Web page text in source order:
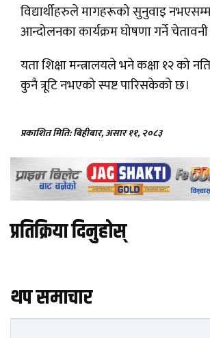
विद्यार्थीहरुले मागहरूको सुनुवाइ
आन्दोलनका कार्यक्रम घोषणा गर्ने
यता शिक्षा मन्त्रालयले भने कक्षा १२ को
कुनै त्रूटि नभएको स्पष्ट पारिसकेको छ।
प्रकाशित मिति: बिहीबार, असार ११, २०८३
प्रतिक्रिया दिनुहोस्
थप समाचार